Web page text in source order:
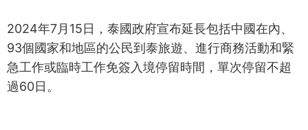
2024年7月15日，泰國政府宣布延長包括中國在內、
93個國家和地區的公民到泰旅遊、進行商務活動和緊
急工作或臨時工作免簽入境停留時間，單次停留不超
過60日。